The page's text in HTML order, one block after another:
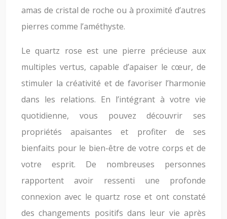
amas de cristal de roche ou à proximité d’autres
pierres comme l’améthyste.
Le quartz rose est une pierre précieuse aux
multiples vertus, capable d’apaiser le cœur, de
stimuler la créativité et de favoriser l’harmonie
dans les relations. En l’intégrant à votre vie
quotidienne, vous pouvez découvrir ses
propriétés apaisantes et profiter de ses
bienfaits pour le bien-être de votre corps et de
votre esprit. De nombreuses personnes
rapportent avoir ressenti une profonde
connexion avec le quartz rose et ont constaté
des changements positifs dans leur vie après